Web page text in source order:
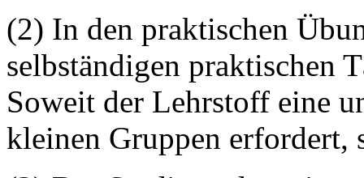
(2) In den praktischen
selbständigen praktischen
Soweit der Lehrstoff eine
kleinen Gruppen erfordert,